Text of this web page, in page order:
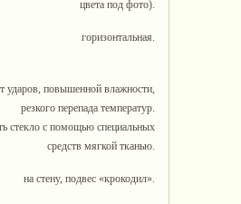
цвета под фото).
горизонтальная.
ударов, повышенной влажности,
резкого перепада температур.
стекло с помощью специальных
средств мягкой тканью.
на стену, подвес «крокодил».